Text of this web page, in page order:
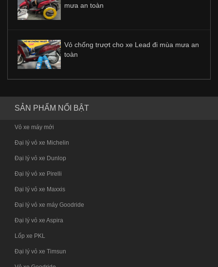
mưa an toàn
Vỏ chống trượt cho xe Lead đi mùa mưa an
toàn
SẢN PHẨM NỔI BẬT
Vỏ xe máy mới
Đại lý vỏ xe Michelin
Đại lý vỏ xe Dunlop
Đại lý vỏ xe Pirelli
Đại lý vỏ xe Maxxis
Đại lý vỏ xe máy Goodride
Đại lý vỏ xe Aspira
Lốp xe PKL
Đại lý vỏ xe Timsun